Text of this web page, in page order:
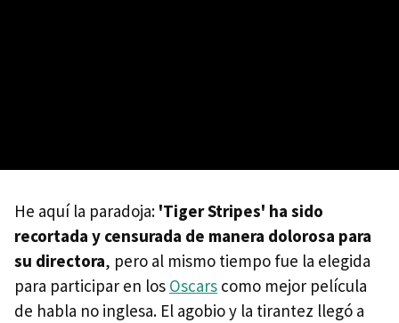
He aquí la paradoja: 'Tiger Stripes' ha sido
recortada y censurada de manera dolorosa para
su directora, pero al mismo tiempo fue la elegida
para participar en los Oscars como mejor película
de habla no inglesa. El agobio y la tirantez llegó a